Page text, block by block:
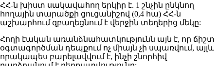
ՀՀ-ն խիստ սակավահող երկիր է. 1 շնչին ընկնող
հողային տարածքի ցուցանիշով (0,4 հա) ՀՀ-ն
աշխարհում զբաղեցնում է վերջին տեղերից մեկը:
Հողի էական առանձնահատկությունն այն է, որ ճիշտ
օգտագործման դեպքում ոչ միայն չի սպառվում, այլև
որակապես բարելավվում է, ինչի շնորհիվ